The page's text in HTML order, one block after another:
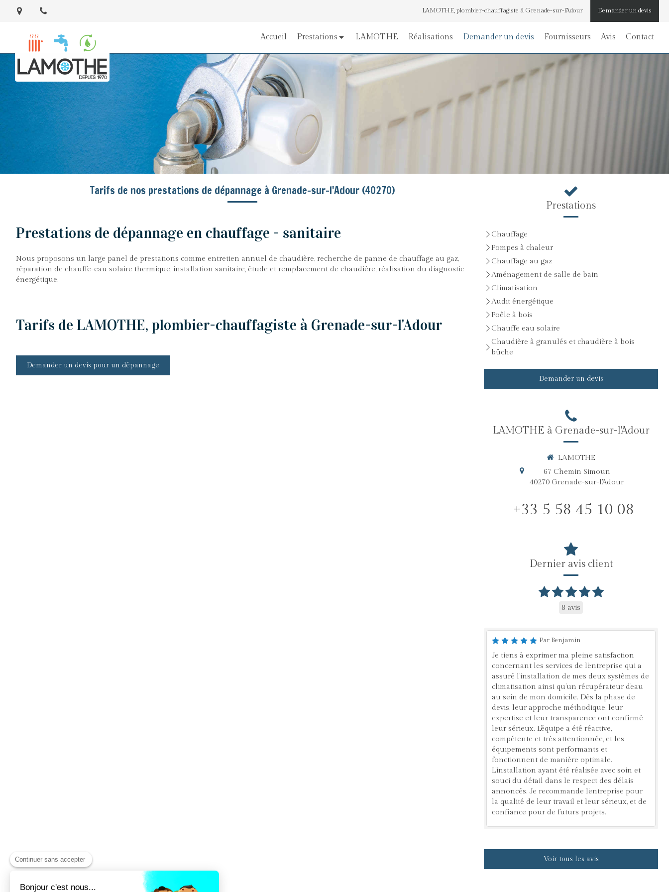
Demander un devis
LAMOTHE, plombier-chauffagiste à Grenade-sur-l'Adour
Accueil Prestations LAMOTHE Réalisations Demander un devis Fournisseurs Avis Contact
Tarifs de nos prestations de dépannage à Grenade-sur-l'Adour (40270)
Prestations de dépannage en chauffage - sanitaire
Nous proposons un large panel de prestations comme entretien annuel de chaudière, recherche de panne de chauffage au gaz,
réparation de chauffe-eau solaire thermique, installation sanitaire, étude et remplacement de chaudière, réalisation du diagnostic
énergétique.
Tarifs de LAMOTHE, plombier-chauffagiste à Grenade-sur-l'Adour
Demander un devis pour un dépannage
Prestations
Chauffage
Pompes à chaleur
Chauffage au gaz
Aménagement de salle de bain
Climatisation
Audit énergétique
Poêle à bois
Chauffe eau solaire
Chaudière à granulés et chaudière à bois
bûche
Demander un devis
LAMOTHE à Grenade-sur-l'Adour
LAMOTHE
67 Chemin Simoun
40270 Grenade-sur-l'Adour
+33 5 58 45 10 08
Dernier avis client
8 avis
Par Benjamin
Je tiens à exprimer ma pleine satisfaction
concernant les services de l'entreprise qui a
assuré l’installation de mes deux systèmes de
climatisation ainsi qu’un récupérateur d’eau
au sein de mon domicile. Dès la phase de
devis, leur approche méthodique, leur
expertise et leur transparence ont confirmé
leur sérieux. L’équipe a été réactive,
compétente et très attentionnée, et les
équipements sont performants et
fonctionnent de manière optimale.
L’installation ayant été réalisée avec soin et
souci du détail dans le respect des délais
annoncés. Je recommande l’entreprise pour
la qualité de leur travail et leur sérieux, et de
confiance pour de futurs projets.
Voir tous les avis
Continuer sans accepter
Bonjour c'est nous...